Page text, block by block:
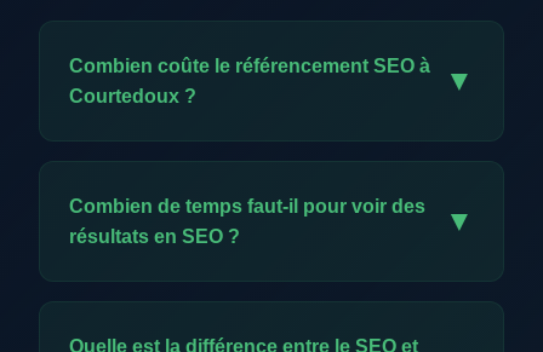
Combien coûte le référencement SEO à
Courtedoux ?
▼
Notre offre exclusive est à CHF 59.-/mois. Elle
audit, optimisation technique, création de
Combien de temps faut-il pour voir des
résultats en SEO ?
▼
Les premiers résultats apparaissent
Quelle est la différence entre le SEO et